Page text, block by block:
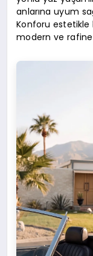
anlarına uyum
Konforu estetikle
modern ve rafine